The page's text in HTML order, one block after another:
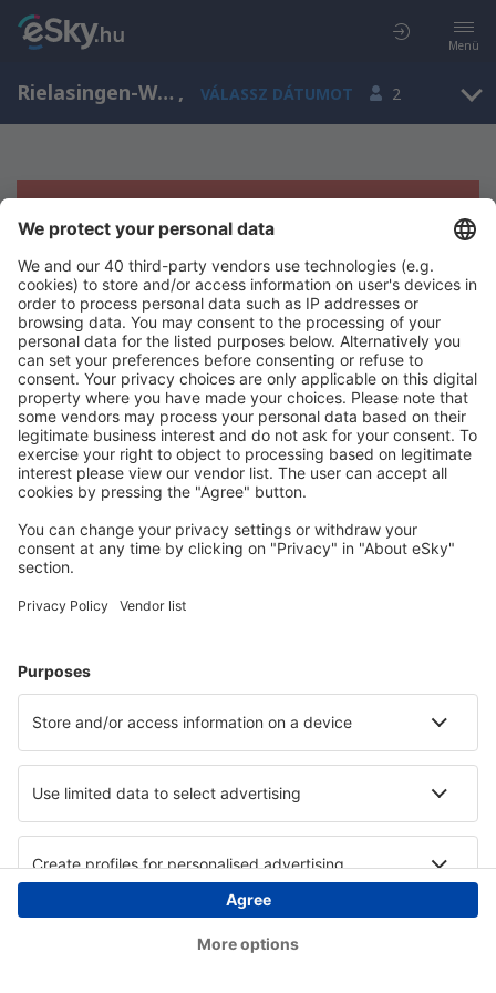
Menü
Rielasingen-Worblingen, Baden-Wurttemberg, Németország , VÁLASSZ DÁTUMOT 2
Sajnos semmilyen eredménnyel nem
szolgálhatunk.
Próbáld meg még egyszer más kritériumot kiválasztva
Copyright © eSky.hu Minden jog fenntartva.